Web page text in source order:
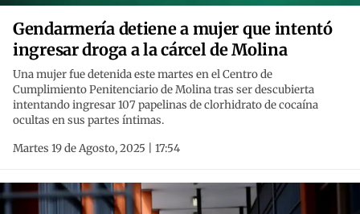
Gendarmería detiene a mujer que intentó
ingresar droga a la cárcel de Molina
Una mujer fue detenida este martes en el Centro de
Cumplimiento Penitenciario de Molina tras ser descubierta
intentando ingresar 107 papelinas de clorhidrato de cocaína
ocultas en sus partes íntimas.
Martes 19 de Agosto, 2025 | 17:54